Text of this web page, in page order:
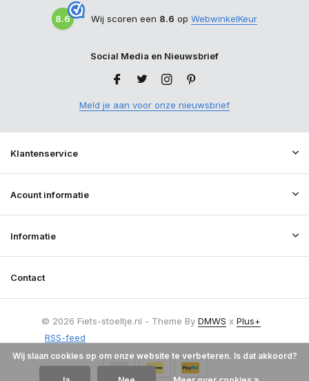
8.6 Wij scoren een 8.6 op WebwinkelKeur
Social Media en Nieuwsbrief
Meld je aan voor onze nieuwsbrief
Klantenservice
Acount informatie
Informatie
Contact
© 2026 Fiets-stoeltje.nl - Theme By DMWS x Plus+
RSS-feed
Wij slaan cookies op om onze website te verbeteren. Is dat akkoord?